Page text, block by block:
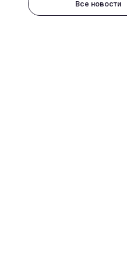
Все новости